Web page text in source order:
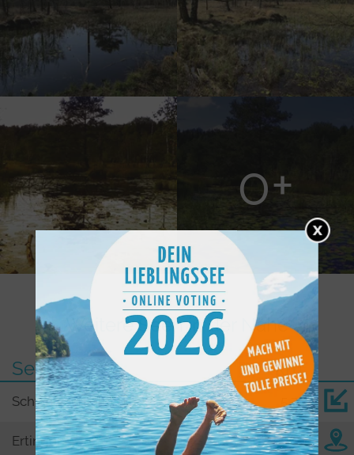
0+
Weitere Seen in der Nähe
See
km
Schwarzachtaler See 5,7
Ertingen